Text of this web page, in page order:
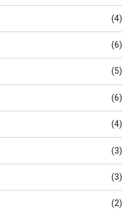
(4)
(6)
(5)
(6)
(4)
(3)
(3)
(2)